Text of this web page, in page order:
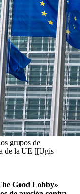
grupos de
de la UE [[Ugis
Good Lobby»